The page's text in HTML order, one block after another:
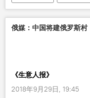
海啸
俄媒：中国将建俄罗斯村
《生意人报》
2018年9月29日, 19:45